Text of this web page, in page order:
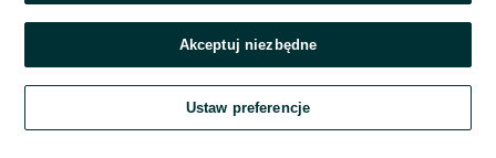
Zaloguj się
Kontynuując za pośrednictwem jednego z dostawców wskazanych powyżej,
OLX.pl w jego aktualnym brzmieniu.
Akceptuj niezbędne
Ustaw preferencje